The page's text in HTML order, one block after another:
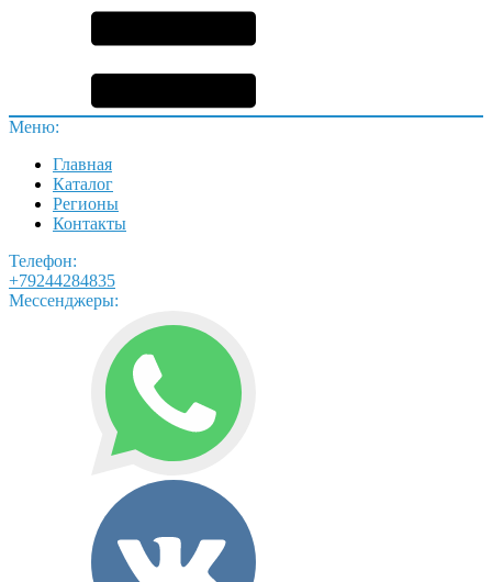
Меню:
Главная
Каталог
Регионы
Контакты
Телефон:
+79244284835
Мессенджеры: